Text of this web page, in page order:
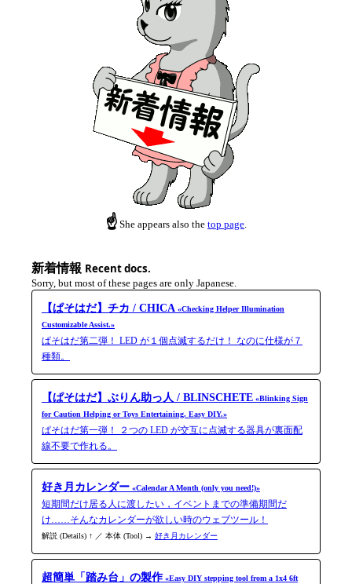
☝ She appears also the top page.
新着情報 Recent docs.
Sorry, but most of these pages are only Japanese.
【ぱそはだ】チカ / CHICA «Checking Helper Illumination
Customizable Assist.»
ぱそはだ第二弾！ LED が１個点滅するだけ！ なのに仕様が７
種類。
【ぱそはだ】ぶりん助っ人 / BLINSCHETE «Blinking Sign
for Caution Helping or Toys Entertaining. Easy DIY.»
ぱそはだ第一弾！ ２つの LED が交互に点滅する器具が裏面配
線不要で作れる。
好き月カレンダー «Calendar A Month (only you need!)»
短期間だけ居る人に渡したい，イベントまでの準備期間だ
け……そんなカレンダーが欲しい時のウェブツール！
解説 (Details) ↑ ／ 本体 (Tool) → 好き月カレンダー
超簡単「踏み台」の製作 «Easy DIY stepping tool from a 1x4 6ft